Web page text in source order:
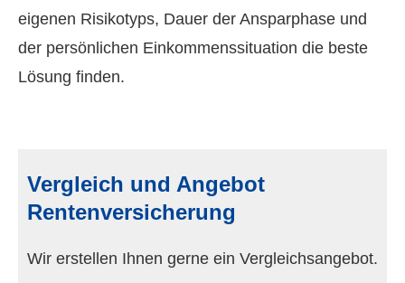
eigenen Risikotyps, Dauer der Ansparphase und
der persönlichen Einkommenssituation die beste
Lösung finden.
Vergleich und Angebot
Rentenversicherung
Wir erstellen Ihnen gerne ein Vergleichsangebot.